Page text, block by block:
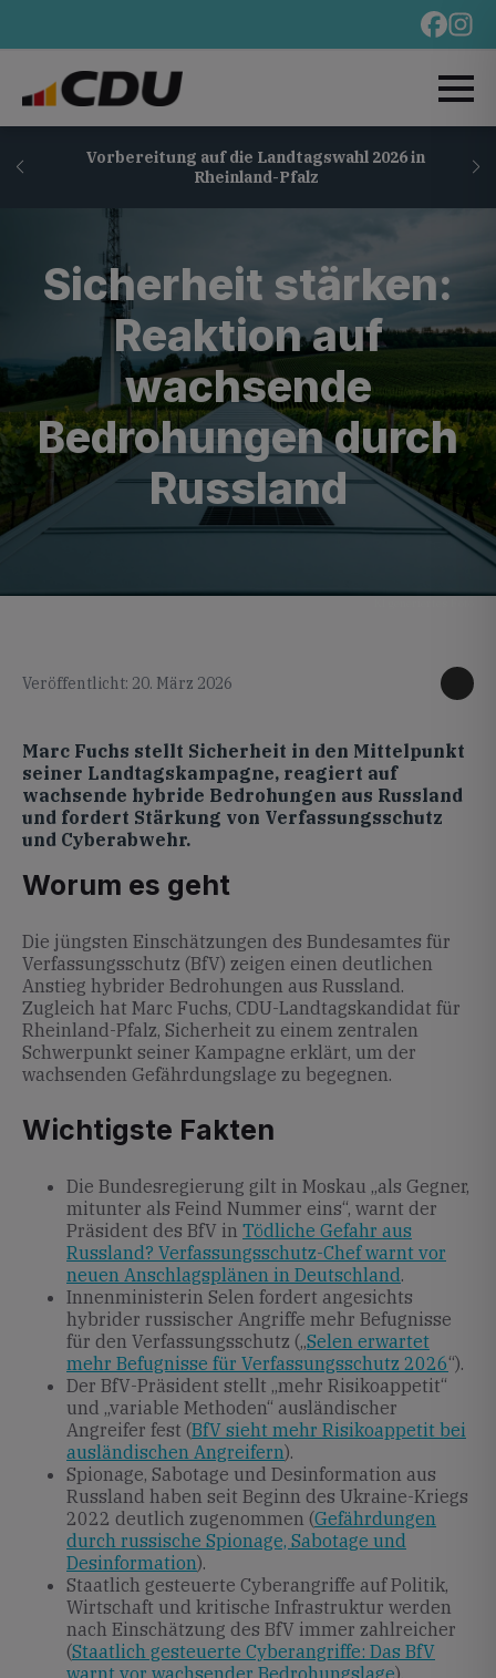
Vorbereitung auf die Landtagswahl 2026 in
Rheinland-Pfalz
Sicherheit stärken:
Reaktion auf
wachsende
Bedrohungen durch
Russland
Veröffentlicht: 20. März 2026
Marc Fuchs stellt Sicherheit in den Mittelpunkt
seiner Landtagskampagne, reagiert auf
wachsende hybride Bedrohungen aus Russland
und fordert Stärkung von Verfassungsschutz
und Cyberabwehr.
Worum es geht
Die jüngsten Einschätzungen des Bundesamtes für
Verfassungsschutz (BfV) zeigen einen deutlichen
Anstieg hybrider Bedrohungen aus Russland.
Zugleich hat Marc Fuchs, CDU-Landtagskandidat für
Rheinland-Pfalz, Sicherheit zu einem zentralen
Schwerpunkt seiner Kampagne erklärt, um der
wachsenden Gefährdungslage zu begegnen.
Wichtigste Fakten
Die Bundesregierung gilt in Moskau „als Gegner,
mitunter als Feind Nummer eins“, warnt der
Präsident des BfV in Tödliche Gefahr aus
Russland? Verfassungsschutz-Chef warnt vor
neuen Anschlagsplänen in Deutschland.
Innenministerin Selen fordert angesichts
hybrider russischer Angriffe mehr Befugnisse
für den Verfassungsschutz („Selen erwartet
mehr Befugnisse für Verfassungsschutz 2026“).
Der BfV-Präsident stellt „mehr Risikoappetit“
und „variable Methoden“ ausländischer
Angreifer fest (BfV sieht mehr Risikoappetit bei
ausländischen Angreifern).
Spionage, Sabotage und Desinformation aus
Russland haben seit Beginn des Ukraine-Kriegs
2022 deutlich zugenommen (Gefährdungen
durch russische Spionage, Sabotage und
Desinformation).
Staatlich gesteuerte Cyberangriffe auf Politik,
Wirtschaft und kritische Infrastruktur werden
nach Einschätzung des BfV immer zahlreicher
(Staatlich gesteuerte Cyberangriffe: Das BfV
warnt vor wachsender Bedrohungslage).